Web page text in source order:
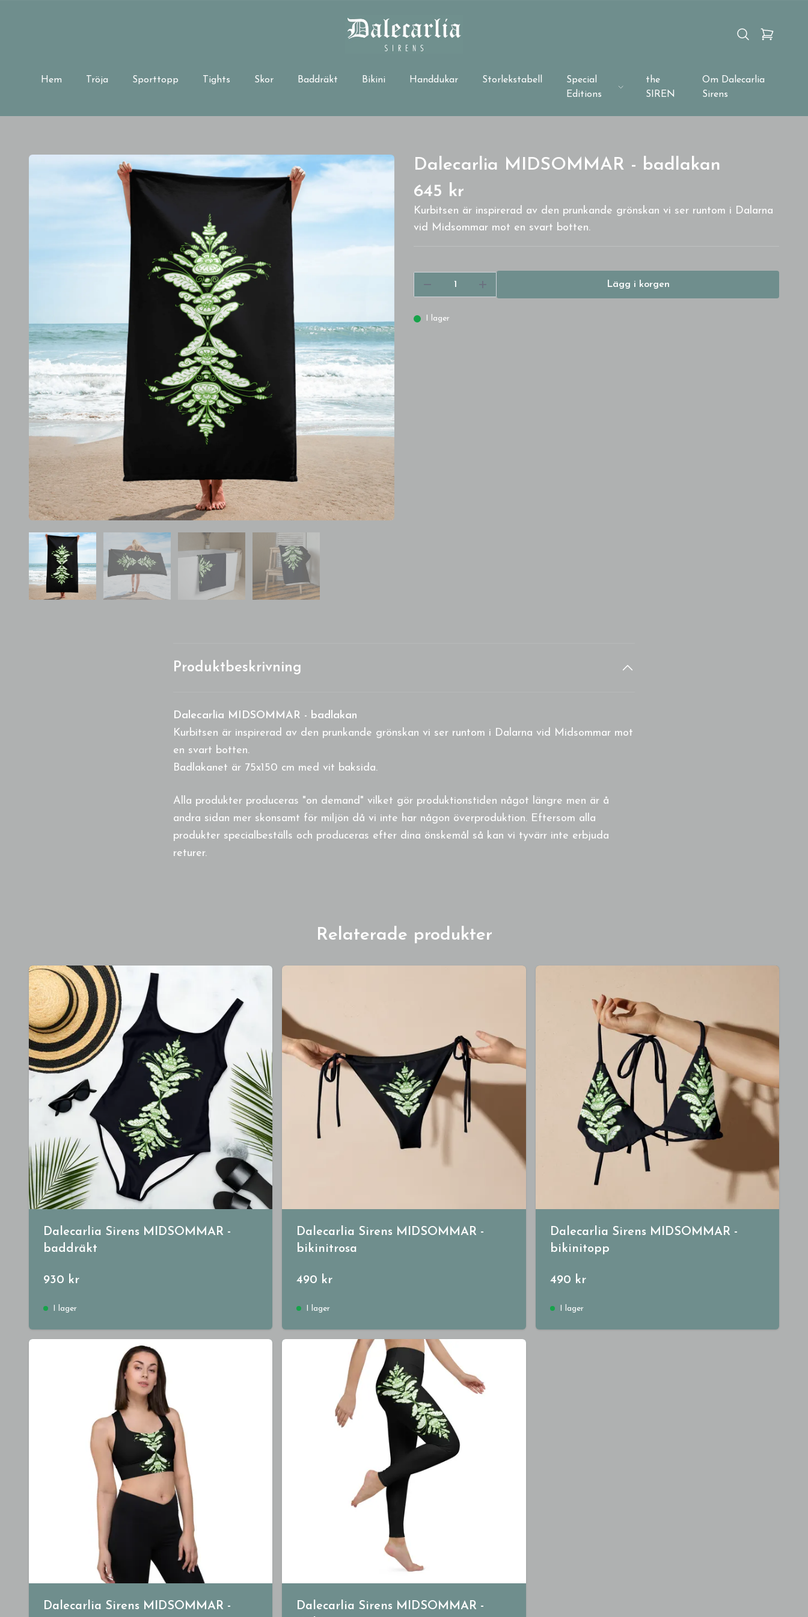
Hem Tröja Sporttopp Tights Skor Baddräkt Bikini Handdukar Storlekstabell
Special
Editions
the
SIREN
Om Dalecarlia
Sirens
Dalecarlia MIDSOMMAR - badlakan
645 kr
Kurbitsen är inspirerad av den prunkande grönskan vi ser runtom i Dalarna
vid Midsommar mot en svart botten.
Lägg i korgen
I lager
Produktbeskrivning
Dalecarlia MIDSOMMAR - badlakan
Kurbitsen är inspirerad av den prunkande grönskan vi ser runtom i Dalarna vid Midsommar mot
en svart botten.
Badlakanet är 75x150 cm med vit baksida.
Alla produkter produceras "on demand" vilket gör produktionstiden något längre men är å
andra sidan mer skonsamt för miljön då vi inte har någon överproduktion. Eftersom alla
produkter specialbeställs och produceras efter dina önskemål så kan vi tyvärr inte erbjuda
returer.
Relaterade produkter
Dalecarlia Sirens MIDSOMMAR -
baddräkt
930 kr
I lager
Dalecarlia Sirens MIDSOMMAR -
bikinitrosa
490 kr
I lager
Dalecarlia Sirens MIDSOMMAR -
bikinitopp
490 kr
I lager
Dalecarlia Sirens MIDSOMMAR -
Dalecarlia Sirens MIDSOMMAR -